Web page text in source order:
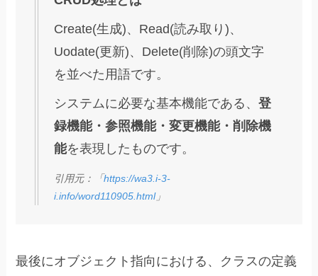
Create(生成)、Read(読み取り)、
Uodate(更新)、Delete(削除)の頭文字
を並べた用語です。
システムに必要な基本機能である、登
録機能・参照機能・変更機能・削除機
能を表現したものです。
引用元：「https://wa3.i-3-
i.info/word110905.html」
最後にオブジェクト指向における、クラスの定義